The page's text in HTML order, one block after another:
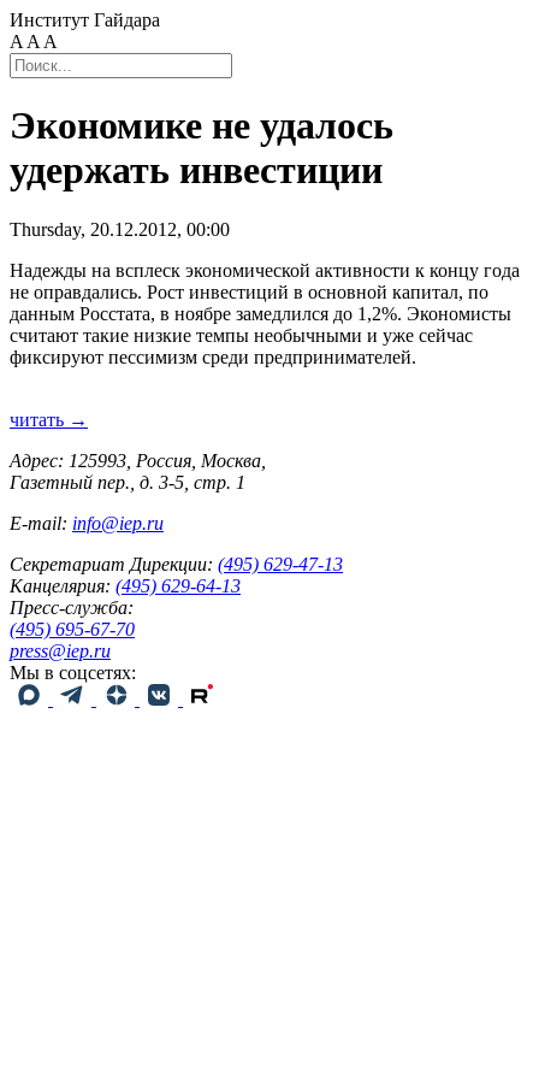
Институт Гайдара
A A A
Экономике не удалось
удержать инвестиции
Thursday, 20.12.2012, 00:00
Надежды на всплеск экономической активности к концу года
не оправдались. Рост инвестиций в основной капитал, по
данным Росстата, в ноябре замедлился до 1,2%. Экономисты
считают такие низкие темпы необычными и уже сейчас
фиксируют пессимизм среди предпринимателей.
читать →
Адрес: 125993, Россия, Москва,
Газетный пер., д. 3-5, стр. 1
E-mail: info@iep.ru
Секретариат Дирекции: (495) 629-47-13
Канцелярия: (495) 629-64-13
Пресс-служба:
(495) 695-67-70
press@iep.ru
Мы в соцсетях: